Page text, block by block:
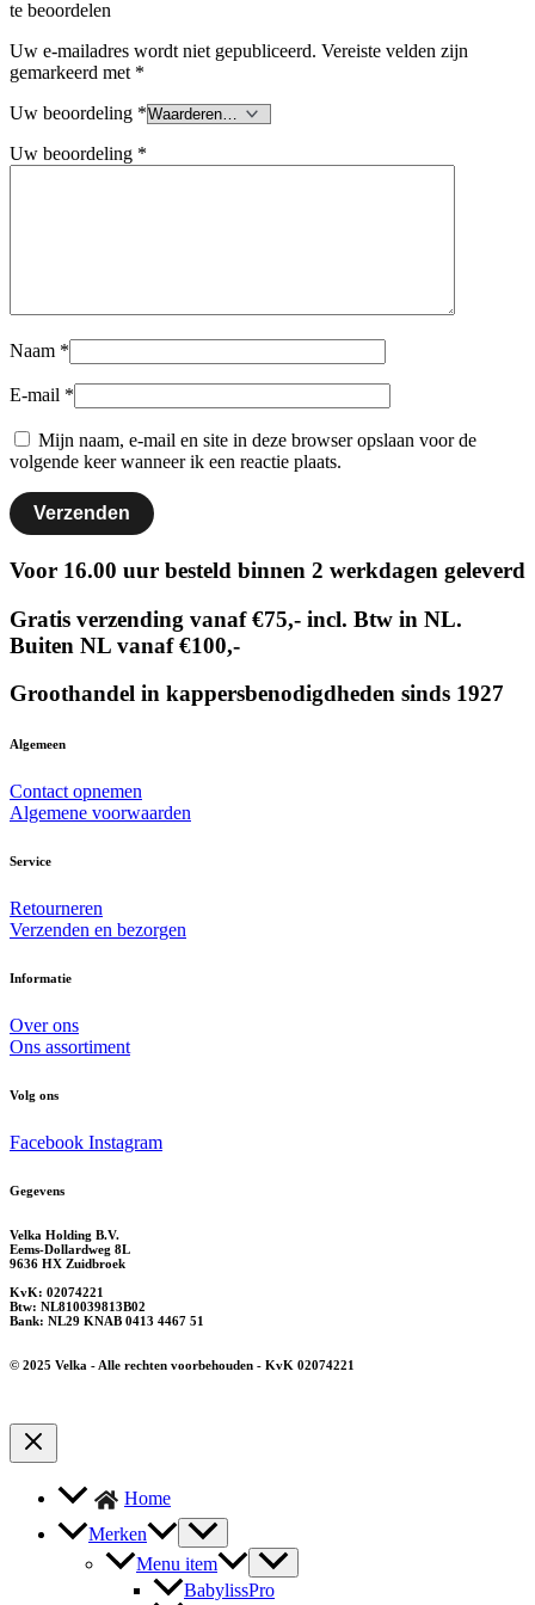
te beoordelen
Uw e-mailadres wordt niet gepubliceerd. Vereiste velden zijn
gemarkeerd met *
Uw beoordeling *
Uw beoordeling *
Naam *
E-mail *
Mijn naam, e-mail en site in deze browser opslaan voor de
volgende keer wanneer ik een reactie plaats.
Voor 16.00 uur besteld binnen 2 werkdagen geleverd
Gratis verzending vanaf €75,- incl. Btw in NL.
Buiten NL vanaf €100,-
Groothandel in kappersbenodigdheden sinds 1927
Algemeen
Contact opnemen
Algemene voorwaarden
Service
Retourneren
Verzenden en bezorgen
Informatie
Over ons
Ons assortiment
Volg ons
Facebook Instagram
Gegevens
Velka Holding B.V.
Eems-Dollardweg 8L
9636 HX Zuidbroek
KvK: 02074221
Btw: NL810039813B02
Bank: NL29 KNAB 0413 4467 51
© 2025 Velka - Alle rechten voorbehouden - KvK 02074221
Home
Merken
Menu item
BabylissPro